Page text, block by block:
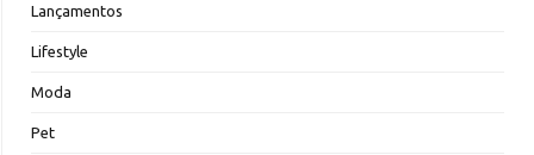
Lançamentos
Lifestyle
Moda
Pet